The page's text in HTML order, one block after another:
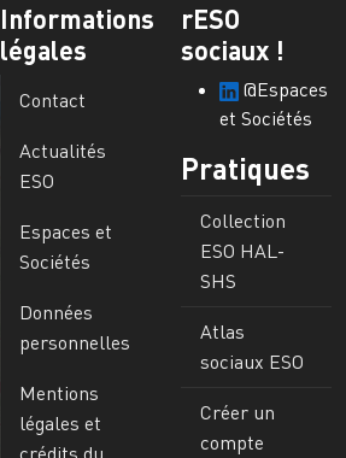
Informations
légales
Contact
Actualités
ESO
Espaces et
Sociétés
Données
personnelles
Mentions
légales et
crédits du
rESO
sociaux !
@Espaces
et Sociétés
Pratiques
Collection
ESO HAL-
SHS
Atlas
sociaux ESO
Créer un
compte